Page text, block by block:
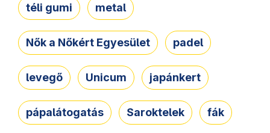
téli gumi metal
Nők a Nőkért Egyesület padel
levegő Unicum japánkert
pápalátogatás Saroktelek fák